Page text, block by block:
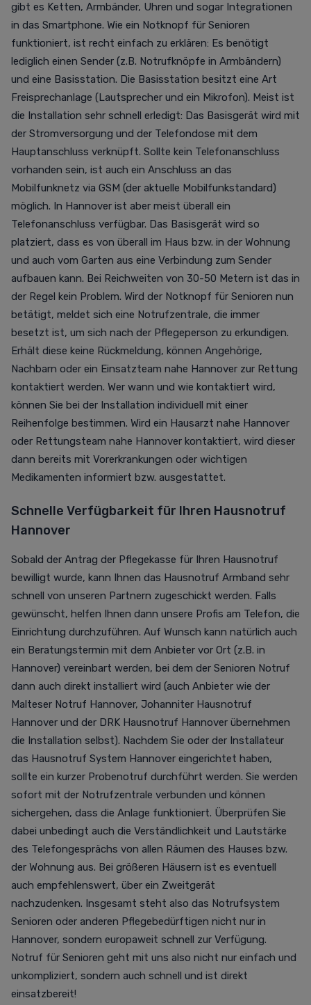
gibt es Ketten, Armbänder, Uhren und sogar Integrationen
in das Smartphone. Wie ein Notknopf für Senioren
funktioniert, ist recht einfach zu erklären: Es benötigt
lediglich einen Sender (z.B. Notrufknöpfe in Armbändern)
und eine Basisstation. Die Basisstation besitzt eine Art
Freisprechanlage (Lautsprecher und ein Mikrofon). Meist ist
die Installation sehr schnell erledigt: Das Basisgerät wird mit
der Stromversorgung und der Telefondose mit dem
Hauptanschluss verknüpft. Sollte kein Telefonanschluss
vorhanden sein, ist auch ein Anschluss an das
Mobilfunknetz via GSM (der aktuelle Mobilfunkstandard)
möglich. In Hannover ist aber meist überall ein
Telefonanschluss verfügbar. Das Basisgerät wird so
platziert, dass es von überall im Haus bzw. in der Wohnung
und auch vom Garten aus eine Verbindung zum Sender
aufbauen kann. Bei Reichweiten von 30-50 Metern ist das in
der Regel kein Problem. Wird der Notknopf für Senioren nun
betätigt, meldet sich eine Notrufzentrale, die immer
besetzt ist, um sich nach der Pflegeperson zu erkundigen.
Erhält diese keine Rückmeldung, können Angehörige,
Nachbarn oder ein Einsatzteam nahe Hannover zur Rettung
kontaktiert werden. Wer wann und wie kontaktiert wird,
können Sie bei der Installation individuell mit einer
Reihenfolge bestimmen. Wird ein Hausarzt nahe Hannover
oder Rettungsteam nahe Hannover kontaktiert, wird dieser
dann bereits mit Vorerkrankungen oder wichtigen
Medikamenten informiert bzw. ausgestattet.
Schnelle Verfügbarkeit für Ihren Hausnotruf
Hannover
Sobald der Antrag der Pflegekasse für Ihren Hausnotruf
bewilligt wurde, kann Ihnen das Hausnotruf Armband sehr
schnell von unseren Partnern zugeschickt werden. Falls
gewünscht, helfen Ihnen dann unsere Profis am Telefon, die
Einrichtung durchzuführen. Auf Wunsch kann natürlich auch
ein Beratungstermin mit dem Anbieter vor Ort (z.B. in
Hannover) vereinbart werden, bei dem der Senioren Notruf
dann auch direkt installiert wird (auch Anbieter wie der
Malteser Notruf Hannover, Johanniter Hausnotruf
Hannover und der DRK Hausnotruf Hannover übernehmen
die Installation selbst). Nachdem Sie oder der Installateur
das Hausnotruf System Hannover eingerichtet haben,
sollte ein kurzer Probenotruf durchführt werden. Sie werden
sofort mit der Notrufzentrale verbunden und können
sichergehen, dass die Anlage funktioniert. Überprüfen Sie
dabei unbedingt auch die Verständlichkeit und Lautstärke
des Telefongesprächs von allen Räumen des Hauses bzw.
der Wohnung aus. Bei größeren Häusern ist es eventuell
auch empfehlenswert, über ein Zweitgerät
nachzudenken. Insgesamt steht also das Notrufsystem
Senioren oder anderen Pflegebedürftigen nicht nur in
Hannover, sondern europaweit schnell zur Verfügung.
Notruf für Senioren geht mit uns also nicht nur einfach und
unkompliziert, sondern auch schnell und ist direkt
einsatzbereit!